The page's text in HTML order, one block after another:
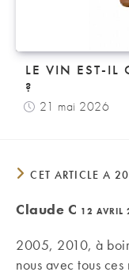
LE VIN EST-IL
?
21 mai 2026
CET ARTICLE A
Claude C 12 AVRIL
2005, 2010, à
nous avec tous